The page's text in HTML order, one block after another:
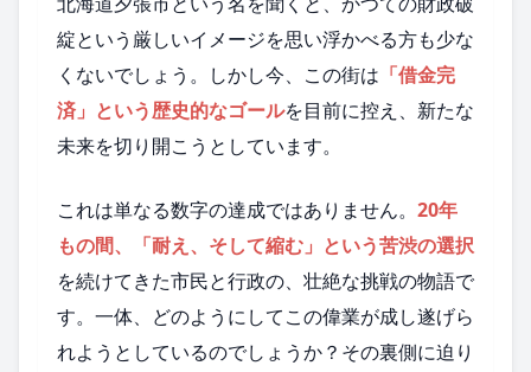
綻という厳しいイメージを思い浮かべる方も少な
くないでしょう。しかし今、この街は 「借金完
済」という歴史的なゴールを目前に控え、新たな
未来を切り開こうとしています。
これは単なる数字の達成ではありません。 20年
もの間、「耐え、そして縮む」という苦渋の選択
を続けてきた市民と行政の、壮絶な挑戦の物語で
す。一体、どのようにしてこの偉業が成し遂げら
れようとしているのでしょうか？その裏側に迫り